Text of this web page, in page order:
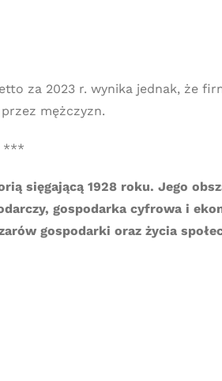
za 2023 r. wynika jednak, że
mężczyzn.
***
sięgającą 1928 roku. Jego
gospodarka cyfrowa i
gospodarki oraz życia